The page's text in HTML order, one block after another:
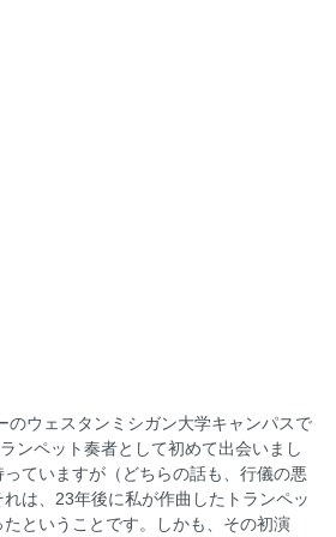
ウェスタンミシガン大学キャンパスで
ンペット奏者として初めて出会いまし
ていますが（どちらの話も、行儀の悪
は、23年後に私が作曲したトランペッ
ということです。しかも、その初演